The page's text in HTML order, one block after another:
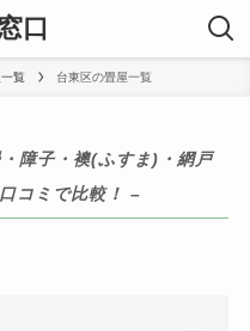
口
覧 台東区の畳屋一覧
障子・襖(ふすま)・網戸
コミで比較！ –